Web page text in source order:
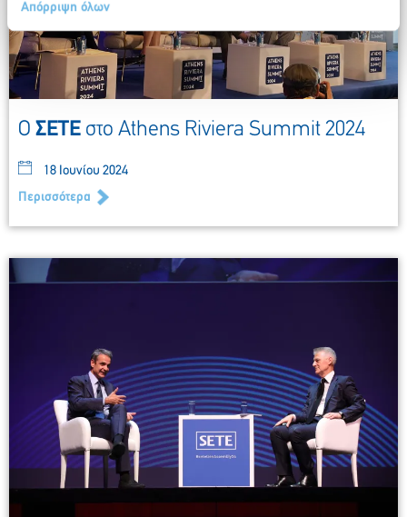
Απόρριψη όλων
O ΣΕΤΕ στο Athens Riviera Summit 2024
18 Ιουνίου 2024
Περισσότερα